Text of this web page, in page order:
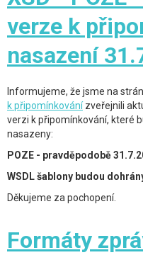
verze k
nasazení
Informujeme, že jsme na
k připomínkování zveřejnili
verzi k připomínkování, které
nasazeny:
POZE - pravděpodobě
WSDL šablony budou
Děkujeme za pochopení.
Formáty